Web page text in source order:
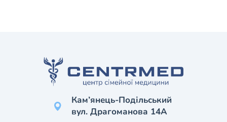
Кам’янець-Подільський
вул. Драгоманова 14А